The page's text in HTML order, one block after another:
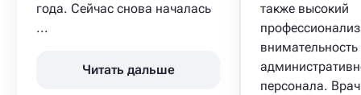
года. Сейчас снова началась
...
Читать дальше
также высокий
внимательность
персонала.